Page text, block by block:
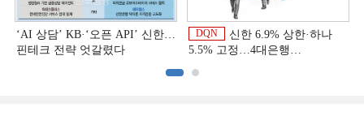
‘AI 상담’ KB·‘오픈 API’ 신한…
핀테크 전략 엇갈렸다
DQN
신한 6.9% 상한·하나
5.5% 고정…4대은행